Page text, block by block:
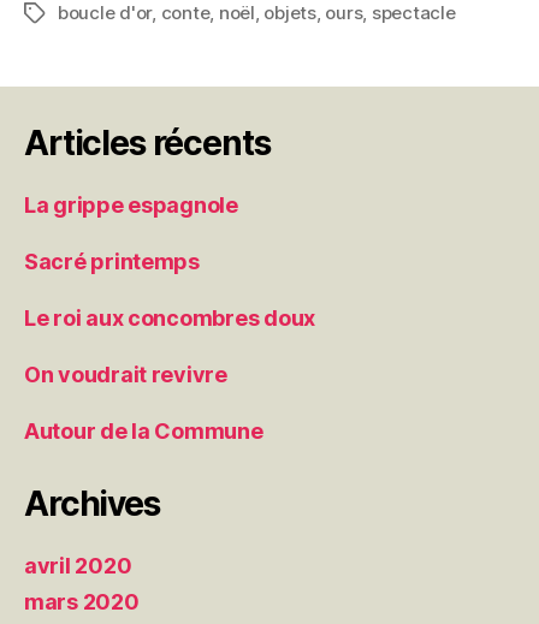
Étiquettes
boucle d'or, conte, noël, objets, ours, spectacle
Articles récents
La grippe espagnole
Sacré printemps
Le roi aux concombres doux
On voudrait revivre
Autour de la Commune
Archives
avril 2020
mars 2020